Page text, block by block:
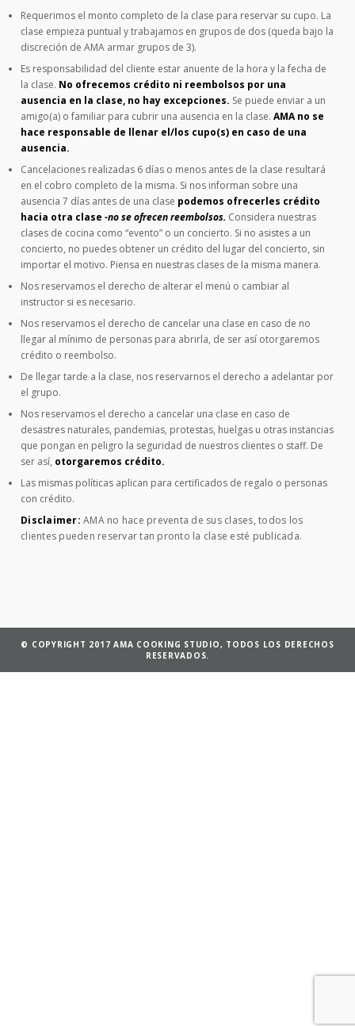
Requerimos el monto completo de la clase para reservar su cupo. La
clase empieza puntual y trabajamos en grupos de dos (queda bajo la
discreción de AMA armar grupos de 3).
Es responsabilidad del cliente estar anuente de la hora y la fecha de
la clase. No ofrecemos crédito ni reembolsos por una
ausencia en la clase, no hay excepciones. Se puede enviar a un
amigo(a) o familiar para cubrir una ausencia en la clase.AMA no se
hace responsable de llenar el/los cupo(s) en caso de una
ausencia.
Cancelaciones realizadas 6 días o menos antes de la clase resultará
en el cobro completo de la misma. Si nos informan sobre una
ausencia 7 días antes de una clase podemos ofrecerles crédito
hacia otra clase-no se ofrecen reembolsos. Considera nuestras
clases de cocina como “evento” o un concierto. Si no asistes a un
concierto, no puedes obtener un crédito del lugar del concierto, sin
importar el motivo. Piensa en nuestras clases de la misma manera.
Nos reservamos el derecho de alterar el menú o cambiar al
instructor si es necesario.
Nos reservamos el derecho de cancelar una clase en caso de no
llegar al mínimo de personas para abrirla, de ser así otorgaremos
crédito o reembolso.
De llegar tarde a la clase, nos reservarnos el derecho a adelantar por
el grupo.
Nos reservamos el derecho a cancelar una clase en caso de
desastres naturales, pandemias, protestas, huelgas u otras instancias
que pongan en peligro la seguridad de nuestros clientes o staff. De
ser así, otorgaremos crédito.
Las mismas políticas aplican para certificados de regalo o personas
con crédito.
Disclaimer: AMA no hace preventa de sus clases, todos los
clientes pueden reservar tan pronto la clase esté publicada.
© COPYRIGHT 2017 AMA COOKING STUDIO, TODOS LOS DERECHOS
RESERVADOS.